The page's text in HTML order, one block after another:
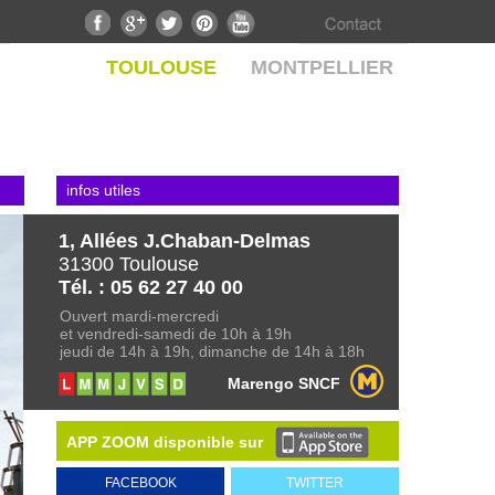
Ouvert mardi-mercredi
et vendredi-samedi de 10h à 19h
jeudi de 14h à 19h, dimanche de 14h à 18h
Marengo SNCF
1, Allées J.Chaban-Delmas
31300 Toulouse
­­­­­­Tél. : 05 62 27 40 00
TWITTER
FACEBOOK
APP ZOOM disponible sur
MONTPELLIER
TOULOUSE
infos utiles